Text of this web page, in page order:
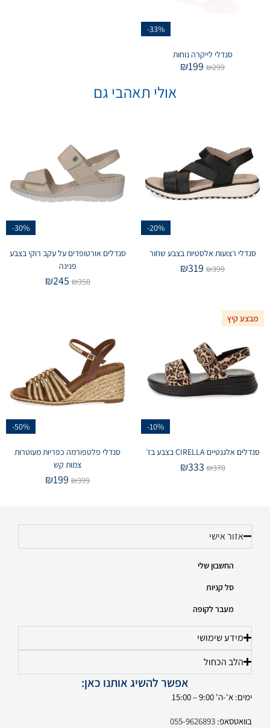
-33%
סנדלי לייקרה נוחות
₪299
₪199
אולי תאהבי גם
-20%
סנדלי רצועות אלסטיות בצבע שחור
₪399
₪319
-30%
סנדלים אורטופדים על עקב רוקי בצבע
פנינה
₪350
₪245
מבצע קיץ
-10%
סנדלים אלגנטיים CIRELLA בצבע בז׳
₪370
₪333
-50%
סנדלי פלטפורמה כפריות מעוטרות
צמות קש
₪399
₪199
אזור אישי
החשבון שלי
סל קניות
מעבר לקופה
מידע שימושי
הלב הכחול
אפשר להשיג אותנו כאן:
ימים: א'-ה' 9:00 – 15:00
בוואטסאפ: 055-9626893